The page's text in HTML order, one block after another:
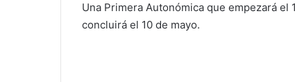
Una Primera Autonómica que empezará
concluirá el 10 de mayo.